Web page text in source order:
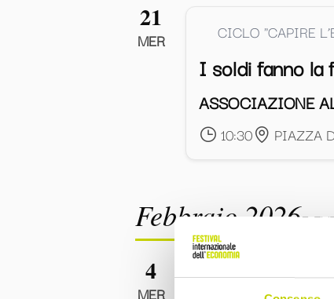
21
MER CICLO "CAPIRE
I soldi fanno la
ASSOCIAZIONE
10:30 PIAZZA
Febbraio 20265
4
MER CICLO